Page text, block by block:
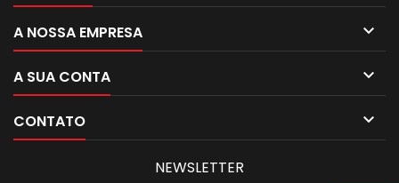
A NOSSA EMPRESA 
A SUA CONTA 
CONTATO 
NEWSLETTER